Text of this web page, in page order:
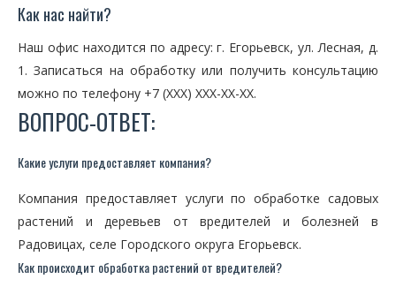
Как нас найти?
Наш офис находится по адресу: г. Егорьевск, ул. Лесная, д.
1. Записаться на обработку или получить консультацию
можно по телефону +7 (XXX) XXX-XX-XX.
ВОПРОС-ОТВЕТ:
Какие услуги предоставляет компания?
Компания предоставляет услуги по обработке садовых
растений и деревьев от вредителей и болезней в
Радовицах, селе Городского округа Егорьевск.
Как происходит обработка растений от вредителей?